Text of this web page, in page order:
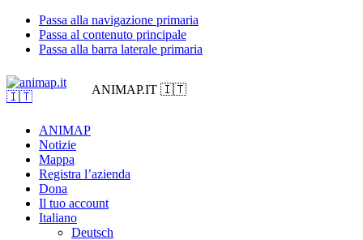
Passa alla navigazione primaria
Passa al contenuto principale
Passa alla barra laterale primaria
ANIMAP.IT 🇮🇹
ANIMAP
Notizie
Mappa
Registra l’azienda
Dona
Il tuo account
Italiano
Deutsch